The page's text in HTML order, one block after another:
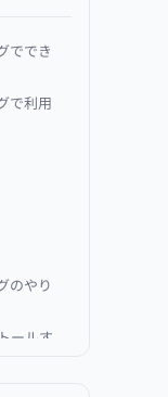
ででき
で利用
のやり
ールす